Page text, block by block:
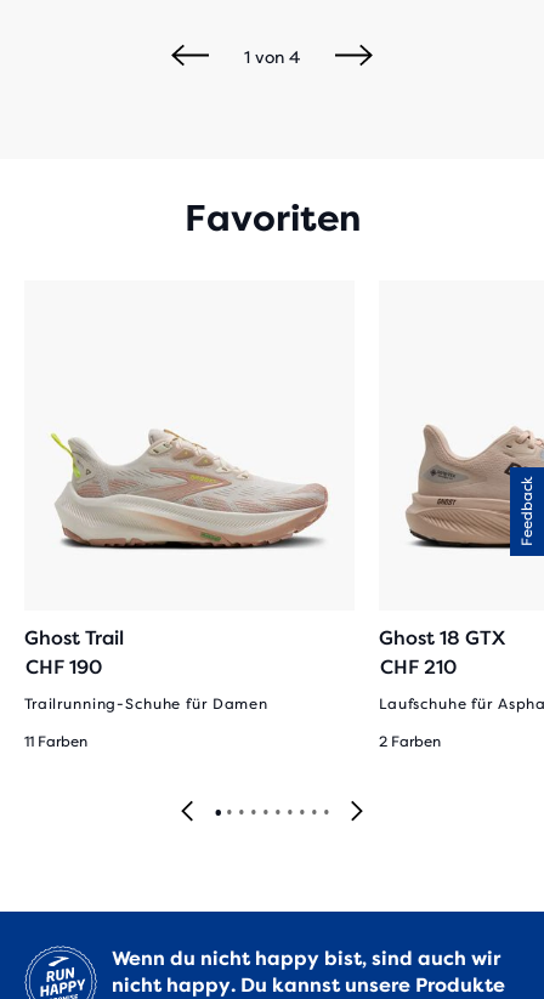
1 von 4
Favoriten
Ghost Trail
CHF 190
Trailrunning-Schuhe für Damen
11 Farben
Ghost 18 GTX
CHF 210
Laufschuhe für
2 Farben
Wenn du nicht happy bist, sind auch wir
nicht happy. Du kannst unsere Produkte
Feedback